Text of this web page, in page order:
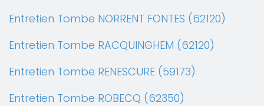
Entretien Tombe NORRENT FONTES (62120)
Entretien Tombe RACQUINGHEM (62120)
Entretien Tombe RENESCURE (59173)
Entretien Tombe ROBECQ (62350)